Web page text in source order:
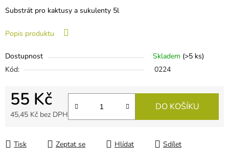
Substrát pro kaktusy a sukulenty 5l
Popis produktu
Dostupnost Skladem (>5 ks)
Kód:
0224
55 Kč
45,45 Kč bez DPH
DO KOŠÍKU
Tisk Zeptat se Hlídat Sdílet